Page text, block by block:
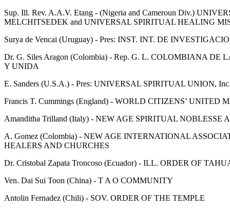
Sup. Ill. Rev. A.A.V. Etang - (Nigeria and Cameroun Div.)
MELCHITSEDEK and UNIVERSAL SPIRITUAL HEALING
Surya de Vencai (Uruguay) - Pres: INST. INT. DE
Dr. G. Siles Aragon (Colombia) - Rep. G. L. COLOMBIANA DE
Y UNIDA
E. Sanders (U.S.A.) - Pres: UNIVERSAL SPIRITUAL UNION,
Francis T. Cummings (England) - WORLD CITIZENS’ UNITED
Amanditha Trilland (Italy) - NEW AGE SPIRITUAL NOBLESSE
A. Gomez (Colombia) - NEW AGE INTERNATIONAL
HEALERS AND CHURCHES
Dr. Cristobal Zapata Troncoso (Ecuador) - ILL. ORDER OF
Ven. Dai Sui Toon (China) - T A O COMMUNITY
Antolin Fernadez (Chili) - SOV. ORDER OF THE TEMPLE